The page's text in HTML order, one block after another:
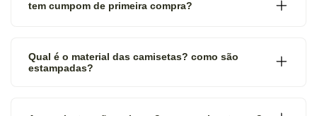
tem cumpom de primeira compra?
Qual é o material das camisetas? como são
estampadas?